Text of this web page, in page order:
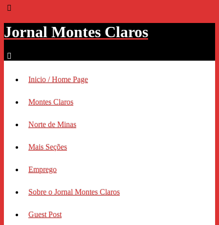
Jornal Montes Claros
Inicio / Home Page
Montes Claros
Norte de Minas
Mais Seções
Emprego
Sobre o Jornal Montes Claros
Guest Post